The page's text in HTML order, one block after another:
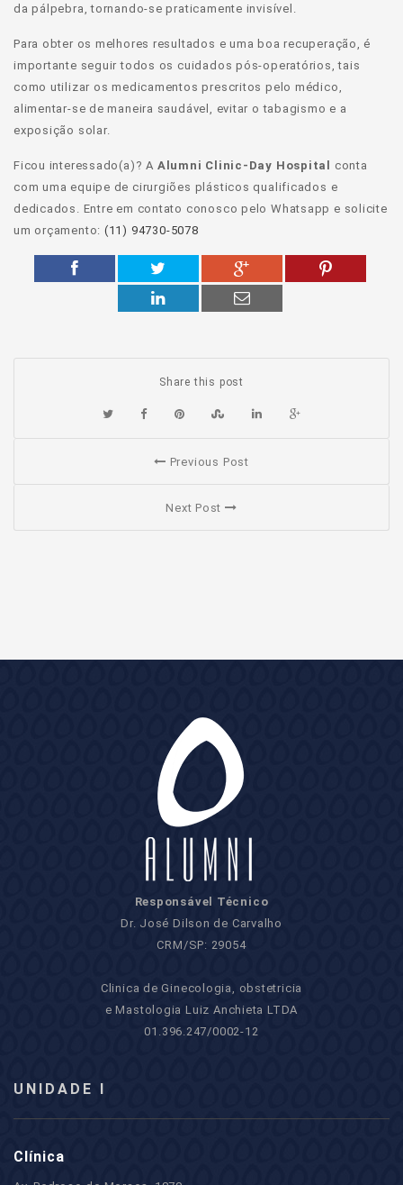
da pálpebra, tornando-se praticamente invisível.
Para obter os melhores resultados e uma boa recuperação, é
importante seguir todos os cuidados pós-operatórios, tais
como utilizar os medicamentos prescritos pelo médico,
alimentar-se de maneira saudável, evitar o tabagismo e a
exposição solar.
Ficou interessado(a)? A Alumni Clinic-Day Hospital
conta
com uma equipe de cirurgiões plásticos qualificados e
dedicados. Entre em contato conosco pelo Whatsapp e solicite
um orçamento: (11) 94730-5078
Share this post
Previous Post
Next Post
Responsável Técnico
Dr. José Dilson de Carvalho
CRM/SP: 29054
Clinica de Ginecologia, obstetricia
e Mastologia Luiz Anchieta LTDA
01.396.247/0002-12
UNIDADE I
Clínica